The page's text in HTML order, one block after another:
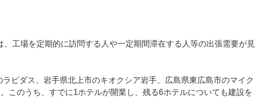
工場を定期的に訪問する人や一定期間滞在する人等の出張需要が見
ピダス、岩手県北上市のキオクシア岩手、広島県東広島市のマイク
このうち、すでに1ホテルが開業し、残る6ホテルについても建設を